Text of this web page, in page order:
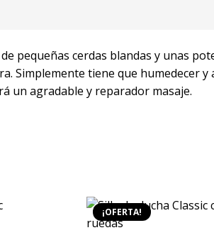
pequeñas cerdas blandas y unas
Simplemente tiene que humedecer y
un agradable y reparador masaje.
¡OFERTA!